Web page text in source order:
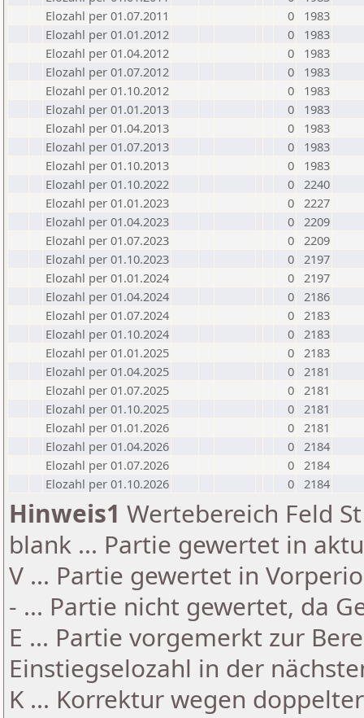
Elozahl per 01.07.2011
0
1983
Elozahl per 01.01.2012
0
1983
Elozahl per 01.04.2012
0
1983
Elozahl per 01.07.2012
0
1983
Elozahl per 01.10.2012
0
1983
Elozahl per 01.01.2013
0
1983
Elozahl per 01.04.2013
0
1983
Elozahl per 01.07.2013
0
1983
Elozahl per 01.10.2013
0
1983
Elozahl per 01.10.2022
0 2240
Elozahl per 01.01.2023
0 2227
Elozahl per 01.04.2023
0 2209
Elozahl per 01.07.2023
0 2209
Elozahl per 01.10.2023
0 2197
Elozahl per 01.01.2024
0 2197
Elozahl per 01.04.2024
0 2186
Elozahl per 01.07.2024
0 2183
Elozahl per 01.10.2024
0 2183
Elozahl per 01.01.2025
0 2183
Elozahl per 01.04.2025
0 2181
Elozahl per 01.07.2025
0 2181
Elozahl per 01.10.2025
0 2181
Elozahl per 01.01.2026
0 2181
Elozahl per 01.04.2026
0 2184
Elozahl per 01.07.2026
0 2184
Elozahl per 01.10.2026
0 2184
Hinweis1 Wertebereich Feld
blank ... Partie gewertet in
V ... Partie gewertet in
- ... Partie nicht gewertet, da
E ... Partie vorgemerkt zur
Einstiegselozahl in der
K ... Korrektur wegen